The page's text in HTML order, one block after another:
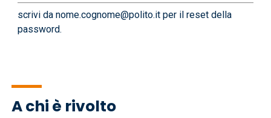
scrivi da nome.cognome@polito.it per il reset della
password.
A chi è rivolto